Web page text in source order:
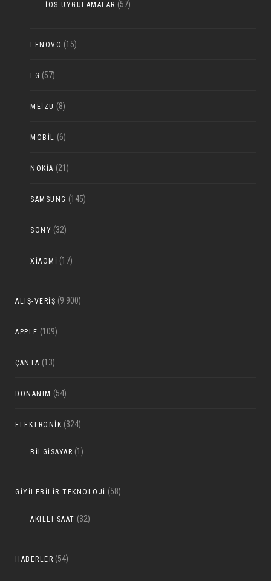
IOS UYGULAMALAR (57)
LENOVO (15)
LG (57)
MEIZU (8)
MOBIL (6)
NOKIA (21)
SAMSUNG (145)
SONY (32)
XIAOMI (17)
ALIŞ-VERIŞ (9.900)
APPLE (109)
ÇANTA (13)
DONANIM (54)
ELEKTRONIK (324)
BILGISAYAR (1)
GIYILEBILIR TEKNOLOJI (58)
AKILLI SAAT (32)
HABERLER (54)